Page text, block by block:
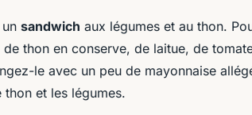
sandwich aux légumes et au thon.
thon en conserve, de laitue, de
le avec un peu de mayonnaise
et les légumes.